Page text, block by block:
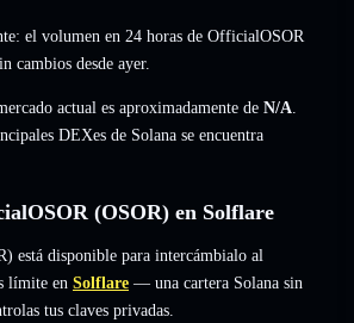
el volumen en 24 horas de OfficialOSOR
cambios desde ayer.
actual es aproximadamente de N/A.
DEXes de Solana se encuentra
(OSOR) en Solflare
está disponible para intercámbialo al
límite en Solflare — una cartera Solana sin
tus claves privadas.